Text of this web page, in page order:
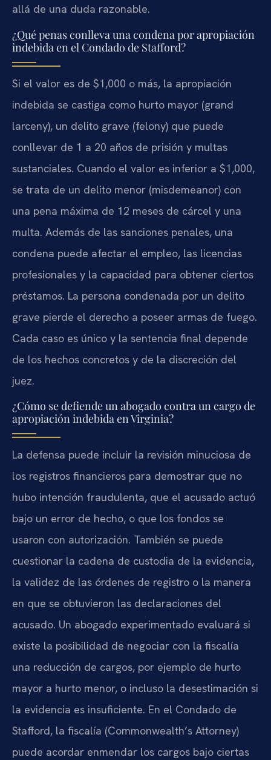
allá de una duda razonable.
¿Qué penas conlleva una condena por apropiación
indebida en el Condado de Stafford?
Si el valor es de $1,000 o más, la apropiación
indebida se castiga como hurto mayor (grand
larceny), un delito grave (felony) que puede
conllevar de 1 a 20 años de prisión y multas
sustanciales. Cuando el valor es inferior a $1,000,
se trata de un delito menor (misdemeanor) con
una pena máxima de 12 meses de cárcel y una
multa. Además de las sanciones penales, una
condena puede afectar el empleo, las licencias
profesionales y la capacidad para obtener ciertos
préstamos. La persona condenada por un delito
grave pierde el derecho a poseer armas de fuego.
Cada caso es único y la sentencia final depende
de los hechos concretos y de la discreción del
juez.
¿Cómo se defiende un abogado contra un cargo de
apropiación indebida en Virginia?
La defensa puede incluir la revisión minuciosa de
los registros financieros para demostrar que no
hubo intención fraudulenta, que el acusado actuó
bajo un error de hecho, o que los fondos se
usaron con autorización. También se puede
cuestionar la cadena de custodia de la evidencia,
la validez de las órdenes de registro o la manera
en que se obtuvieron las declaraciones del
acusado. Un abogado experimentado evaluará si
existe la posibilidad de negociar con la fiscalía
una reducción de cargos, por ejemplo de hurto
mayor a hurto menor, o incluso la desestimación si
la evidencia es insuficiente. En el Condado de
Stafford, la fiscalía (Commonwealth’s Attorney)
puede acordar enmendar los cargos bajo ciertas